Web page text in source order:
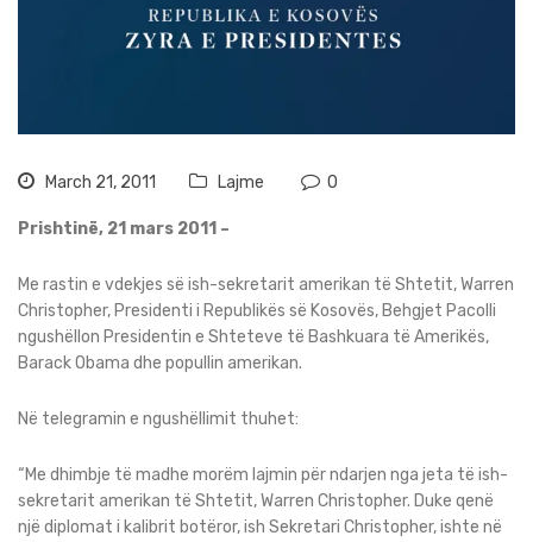
March 21, 2011 Lajme 0
Prishtinë, 21 mars 2011 –
Me rastin e vdekjes së ish-sekretarit amerikan të Shtetit, Warren
Christopher, Presidenti i Republikës së Kosovës, Behgjet Pacolli
ngushëllon Presidentin e Shteteve të Bashkuara të Amerikës,
Barack Obama dhe popullin amerikan.
Në telegramin e ngushëllimit thuhet:
“Me dhimbje të madhe morëm lajmin për ndarjen nga jeta të ish-
sekretarit amerikan të Shtetit, Warren Christopher. Duke qenë
një diplomat i kalibrit botëror, ish Sekretari Christopher, ishte në